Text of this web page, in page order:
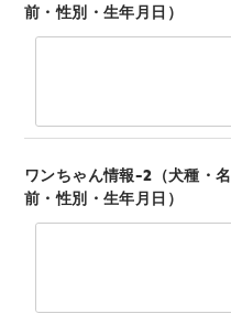
前・性別・生年月日）
ワンちゃん情報-2（犬種・名
前・性別・生年月日）